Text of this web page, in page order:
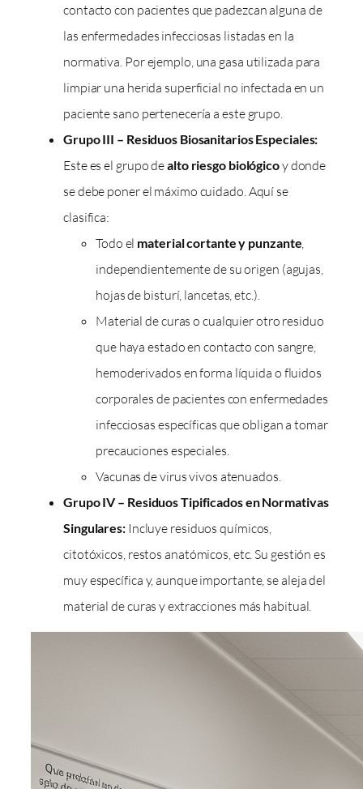
contacto con pacientes que padezcan alguna de
las enfermedades infecciosas listadas en la
normativa. Por ejemplo, una gasa utilizada para
limpiar una herida superficial no infectada en un
paciente sano pertenecería a este grupo.
Grupo III – Residuos Biosanitarios Especiales:
Este es el grupo dealto riesgo biológicoy donde
se debe poner el máximo cuidado. Aquí se
clasifica:
Todo el material cortante y punzante
independientemente de su origen (agujas,
hojas de bisturí, lancetas, etc.).
Material de curas o cualquier otro residuo
que haya estado en contacto con sangre,
hemoderivados en forma líquida o fluidos
corporales de pacientes con enfermedades
infecciosas específicas que obligan a tomar
precauciones especiales.
Vacunas de virus vivos atenuados.
Grupo IV – Residuos Tipificados en Normativas
Singulares:Incluye residuos químicos,
citotóxicos, restos anatómicos, etc. Su gestión es
muy específica y, aunque importante, se aleja del
material de curas y extracciones más habitual.